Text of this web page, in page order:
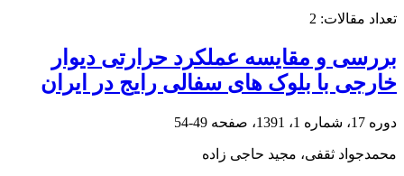
تعداد مقالات: 2
بررسی و مقایسه عملکرد حرارتی دیوار
خارجی با بلوک های سفالی رایج در ایران
دوره 17، شماره 1، 1391، صفحه 49-54
محمدجواد ثقفی، مجید حاجی زاده